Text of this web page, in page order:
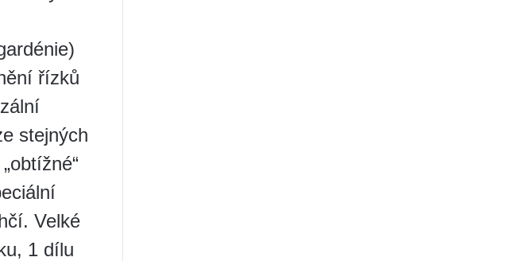
řízků
stejných
Velké
1 dílu